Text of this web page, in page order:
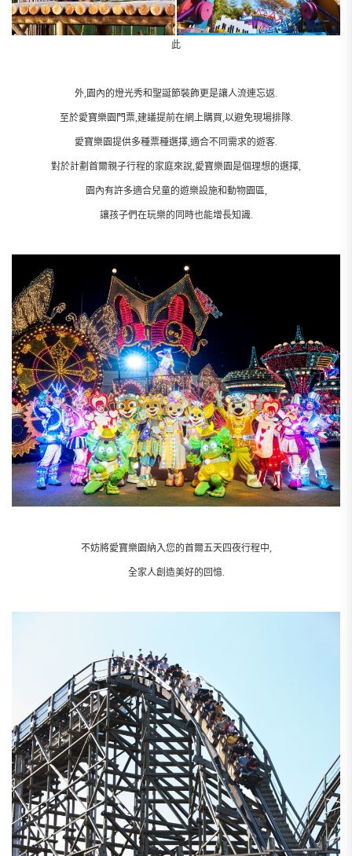
此
外,園內的燈光秀和聖誕節裝飾更是讓人流連忘返.
至於愛寶樂園門票,建議提前在網上購買,以避免現場排隊.
愛寶樂園提供多種票種選擇,適合不同需求的遊客.
對於計劃首爾親子行程的家庭來說,愛寶樂園是個理想的選擇,
園內有許多適合兒童的遊樂設施和動物園區,
讓孩子們在玩樂的同時也能增長知識.
不妨將愛寶樂園納入您的首爾五天四夜行程中,
全家人創造美好的回憶.